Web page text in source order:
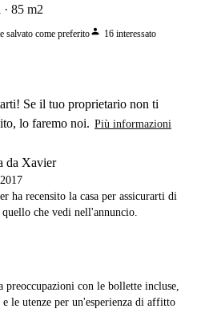
85 m2
salvato come preferitoperson 16 interessato
Se il tuo proprietario non ti
lo faremo noi. Più informazioni
da Xavier
ha recensito la casa per assicurarti di
quello che vedi nell'annuncio.
preoccupazioni con le bollette incluse,
le utenze per un'esperienza di affitto